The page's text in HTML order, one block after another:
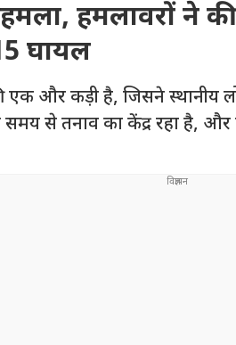
हमलावरों ने
घायल
एक और कड़ी है, जिसने स्थानीय
से तनाव का केंद्र रहा है, और